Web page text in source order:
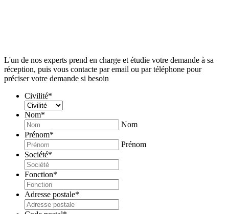
L'un de nos experts prend en charge et étudie votre demande à sa
réception, puis vous contacte par email ou par téléphone pour
préciser votre demande si besoin
Civilité*
Nom*
Nom
Prénom*
Prénom
Société*
Fonction*
Adresse postale*